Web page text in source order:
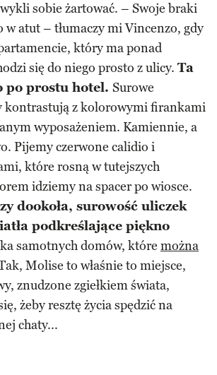
sobie żartować. – Swoje braki
w atut – tłumaczy mi Vincenzo, gdy
który ma ponad
się do niego prosto z ulicy. Ta
po prostu hotel. Surowe
kontrastują z kolorowymi firankami
wyposażeniem. Kamiennie, a
Pijemy czerwone calidio i
które rosną w tutejszych
idziemy na spacer po wiosce.
dookoła, surowość uliczek
podkreślające piękno
samotnych domów, które można
Molise to właśnie to miejsce,
znudzone zgiełkiem świata,
żeby resztę życia spędzić na
chaty...